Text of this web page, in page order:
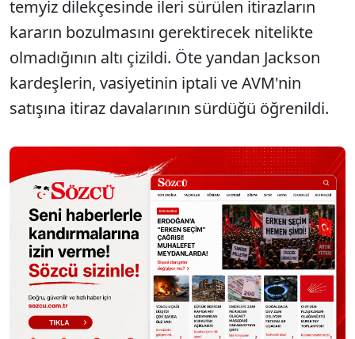
temyiz dilekçesinde ileri sürülen itirazların
kararın bozulmasını gerektirecek nitelikte
olmadığının altı çizildi. Öte yandan Jackson
kardeşlerin, vasiyetinin iptali ve AVM'nin
satışına itiraz davalarının sürdüğü öğrenildi.